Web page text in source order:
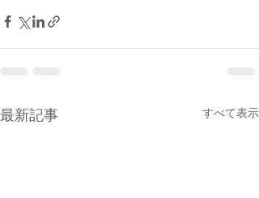
最新記事 すべて表示